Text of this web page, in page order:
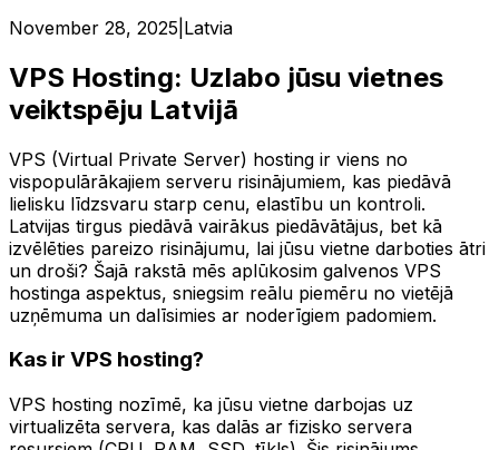
November 28, 2025 Latvia
VPS Hosting: Uzlabo jūsu vietnes
veiktspēju Latvijā
VPS (Virtual Private Server) hosting ir viens no
vispopulārākajiem serveru risinājumiem, kas piedāvā
lielisku līdzsvaru starp cenu, elastību un kontroli.
Latvijas tirgus piedāvā vairākus piedāvātājus, bet kā
izvēlēties pareizo risinājumu, lai jūsu vietne darboties ātri
un droši? Šajā rakstā mēs aplūkosim galvenos VPS
hostinga aspektus, sniegsim reālu piemēru no vietējā
uzņēmuma un dalīsimies ar noderīgiem padomiem.
Kas ir VPS hosting?
VPS hosting nozīmē, ka jūsu vietne darbojas uz
virtualizēta servera, kas dalās ar fizisko servera